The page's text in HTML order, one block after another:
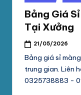
chống
TpHCM,
Bình
Dương
in
Bảng Giá
Tại Xưởng
21/05/2026
Bảng giá sỉ
trung gian. Liên
0325738883 -